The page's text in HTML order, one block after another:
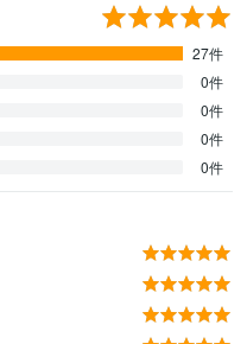
27件
0件
0件
0件
0件